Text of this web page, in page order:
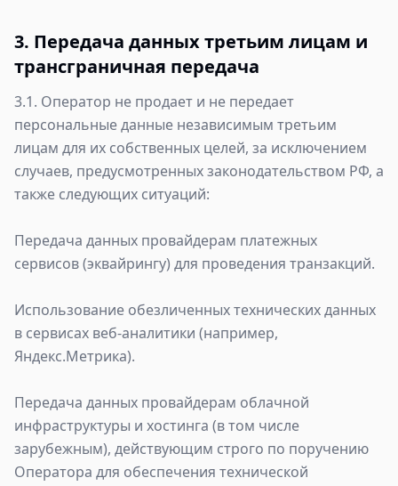
3. Передача данных третьим лицам и
трансграничная передача
3.1. Оператор не продает и не передает
персональные данные независимым третьим
лицам для их собственных целей, за исключением
случаев, предусмотренных законодательством РФ, а
также следующих ситуаций:
Передача данных провайдерам платежных
сервисов (эквайрингу) для проведения транзакций.
Использование обезличенных технических данных
в сервисах веб-аналитики (например,
Яндекс.Метрика).
Передача данных провайдерам облачной
инфраструктуры и хостинга (в том числе
зарубежным), действующим строго по поручению
Оператора для обеспечения технической